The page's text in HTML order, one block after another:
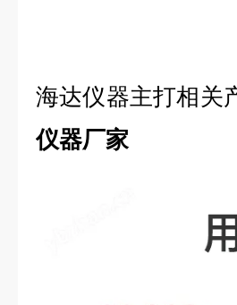
海达仪器主打相关
仪器厂家